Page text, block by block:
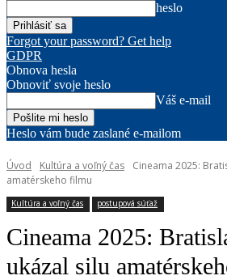
heslo
Forgot your password? Get help
GDPR
Obnova hesla
Obnoviť svoje heslo
Váš e-mail
Heslo vám bude zaslané e-mailom
Úvod Kultúra a voľný čas
Cineama 2025:
amatérskeho filmu
Kultúra a voľný čas postupová súťaž
Cineama 2025:
ukázal silu